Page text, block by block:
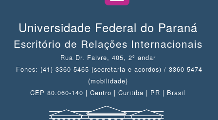
Universidade Federal do Paraná
Escritório de Relações Internacionais
Rua Dr. Faivre, 405, 2º andar
Fones: (41) 3360-5465 (secretaria e acordos) / 3360-5474
(mobilidade)
CEP 80.060-140 | Centro | Curitiba | PR | Brasil